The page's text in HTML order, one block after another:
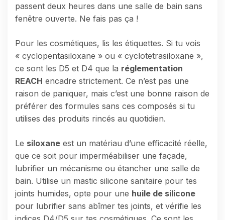
passent deux heures dans une salle de bain sans
fenêtre ouverte. Ne fais pas ça !
Pour les cosmétiques, lis les étiquettes. Si tu vois
« cyclopentasiloxane » ou « cyclotetrasiloxane »,
ce sont les D5 et D4 que la réglementation
REACH encadre strictement. Ce n’est pas une
raison de paniquer, mais c’est une bonne raison de
préférer des formules sans ces composés si tu
utilises des produits rincés au quotidien.
Le siloxane est un matériau d’une efficacité réelle,
que ce soit pour imperméabiliser une façade,
lubrifier un mécanisme ou étancher une salle de
bain. Utilise un mastic silicone sanitaire pour tes
joints humides, opte pour une huile de silicone
pour lubrifier sans abîmer tes joints, et vérifie les